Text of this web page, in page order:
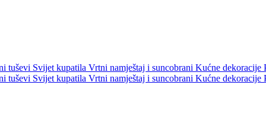
tuševi Svijet kupatila Vrtni namještaj i suncobrani Kućne dekoracije
tuševi Svijet kupatila Vrtni namještaj i suncobrani Kućne dekoracije